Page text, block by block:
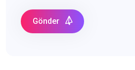
Gönder